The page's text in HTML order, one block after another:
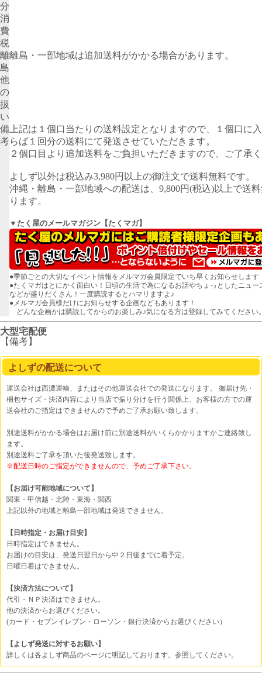
分
消
費
税
離
島
他
の
扱
い
離島・一部地域は追加送料がかかる場合があります。
備
考
上記は１個口当たりの送料設定となりますので、１個口に
らば１回分の送料にて発送させていただきます。
２個口目より追加送料をご負担いただきますので、ご了承
よしず以外は税込み3,980円以上の御注文で送料無料です。
沖縄・離島・一部地域への配送は、9,800円(税込)以上で送
ります。
▼たく屋のメールマガジン【たくマガ】
●季節ごとの大切なイベント情報をメルマガ会員限定でいち早くお知らせします
●たくマガはとにかく面白い！日頃の生活で為になるお話やちょっとしたニュー
などが盛りだくさん！一度購読するとハマリますよ♪
●メルマガ会員様だけにお知らせする企画などもあります！
どんな企画かは購読してからのお楽しみ♪気になる方は登録してみてください
大型宅配便
【備考】
よしずの配送について
運送会社は西濃運輸、またはその他運送会社での発送になります。 御届け先・
梱包サイズ・決済内容により当店で振り分けを行う関係上、お客様の方での運
送会社のご指定はできませんので予めご了承お願い致します。
別途送料がかかる場合はお届け前に別途送料がいくらかかりますかご連絡致し
ます。
別途送料ご了承を頂いた後発送致します。
※配送日時のご指定ができませんので、予めご了承下さい。
【お届け可能地域について】
関東・甲信越・北陸・東海・関西
上記以外の地域と離島一部地域は発送できません。
【日時指定・お届け目安】
日時指定はできません。
お届けの目安は、発送日翌日から中２日後までに着予定。
日曜日着はできません。
【決済方法について】
代引・ＮＰ決済はできません。
他の決済からお選びください。
(カード・セブンイレブン・ローソン・銀行決済からお選びください）
【よしず発送に対するお願い】
詳しくは各よしず商品のページに明記しております。参照してください。